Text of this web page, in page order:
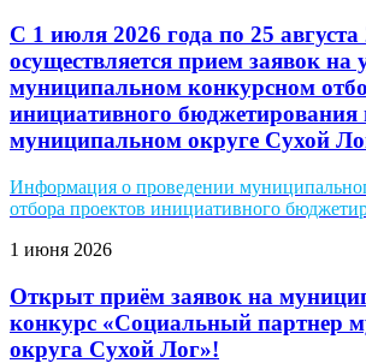
С 1 июля 2026 года по 25 августа
осуществляется прием заявок на
муниципальном конкурсном
инициативного бюджетирования
муниципальном округе Сухой
Информация о проведении
отбора проектов инициативного
1 июня 2026
Открыт приём заявок на
конкурс «Социальный партнер
округа Сухой Лог»!